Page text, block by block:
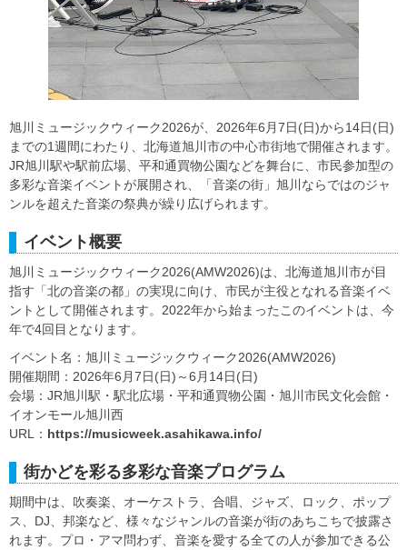
旭川ミュージックウィーク2026が、2026年6月7日(日)から14日(日)
までの1週間にわたり、北海道旭川市の中心市街地で開催されます。
JR旭川駅や駅前広場、平和通買物公園などを舞台に、市民参加型の
多彩な音楽イベントが展開され、「音楽の街」旭川ならではのジャ
ンルを超えた音楽の祭典が繰り広げられます。
イベント概要
旭川ミュージックウィーク2026(AMW2026)は、北海道旭川市が目
指す「北の音楽の都」の実現に向け、市民が主役となれる音楽イベ
ントとして開催されます。2022年から始まったこのイベントは、今
年で4回目となります。
イベント名：旭川ミュージックウィーク2026(AMW2026)
開催期間：2026年6月7日(日)～6月14日(日)
会場：JR旭川駅・駅北広場・平和通買物公園・旭川市民文化会館・
イオンモール旭川西
URL： https://musicweek.asahikawa.info/
街かどを彩る多彩な音楽プログラム
期間中は、吹奏楽、オーケストラ、合唱、ジャズ、ロック、ポップ
ス、DJ、邦楽など、様々なジャンルの音楽が街のあちこちで披露さ
れます。プロ・アマ問わず、音楽を愛する全ての人が参加できる公